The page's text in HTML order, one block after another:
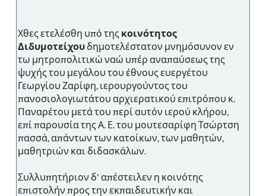
Χθες ετελέσθη υπό της κοινότητος
Διδυμοτείχου δημοτελέστατον μνημόσυνον εν
τω μητροπολιτικώ ναώ υπέρ αναπαύσεως της
ψυχής του μεγάλου του έθνους ευεργέτου
Γεωργίου Ζαρίφη, ιερουργούντος του
πανοσιολογιωτάτου αρχιερατικού επιτρόπου κ.
Παναρέτου μετά του περί αυτόν ιερού κλήρου,
επί παρουσία της Α. Ε. του μουτεσαρίφη Τσώρτση
πασσά, απάντων των κατοίκων, των μαθητών,
μαθητριών και διδασκάλων.
Συλλυπητήριον δ' απέστειλεν η κοινότης
επιστολήν προς την εκπαιδευτικήν και